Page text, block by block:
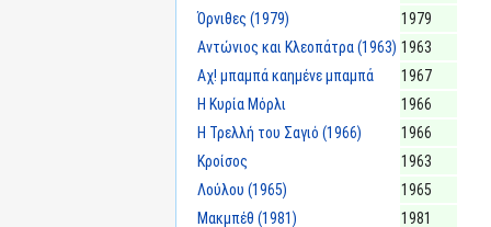
Όρνιθες (1979)
1979
Αντώνιος και Κλεοπάτρα (1963) 1963
Αχ! μπαμπά καημένε μπαμπά
1967
Η Κυρία Μόρλι
1966
Η Τρελλή του Σαγιό (1966)
1966
Κροίσος
1963
Λούλου (1965)
1965
Μακμπέθ (1981)
1981